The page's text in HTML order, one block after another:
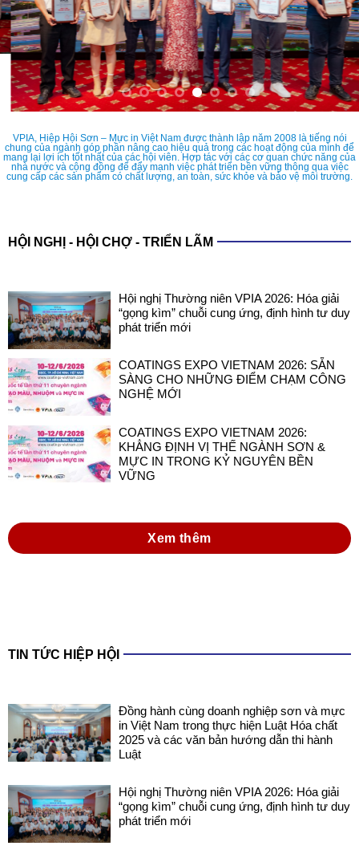
VPIA, Hiệp Hội Sơn – Mực in Việt Nam được thành lập năm 2008 là tiếng nói
chung của ngành góp phần nâng cao hiệu quả trong các hoạt động của mình để
mang lại lợi ích tốt nhất của các hội viên. Hợp tác với các cơ quan chức năng của
nhà nước và cộng đồng để đẩy mạnh việc phát triển bền vững thông qua việc
cung cấp các sản phẩm có chất lượng, an toàn, sức khỏe và bảo vệ môi trường.
HỘI NGHỊ - HỘI CHỢ - TRIỂN LÃM
Hội nghị Thường niên VPIA 2026: Hóa giải
“gọng kìm” chuỗi cung ứng, định hình tư duy
phát triển mới
COATINGS EXPO VIETNAM 2026: SẴN
SÀNG CHO NHỮNG ĐIỂM CHẠM CÔNG
NGHỆ MỚI
COATINGS EXPO VIETNAM 2026:
KHẲNG ĐỊNH VỊ THẾ NGÀNH SƠN &
MỰC IN TRONG KỶ NGUYÊN BỀN
VỮNG
Xem thêm
TIN TỨC HIỆP HỘI
Đồng hành cùng doanh nghiệp sơn và mực
in Việt Nam trong thực hiện Luật Hóa chất
2025 và các văn bản hướng dẫn thi hành
Luật
Hội nghị Thường niên VPIA 2026: Hóa giải
“gọng kìm” chuỗi cung ứng, định hình tư duy
phát triển mới